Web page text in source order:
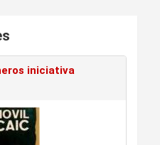
iniciativa